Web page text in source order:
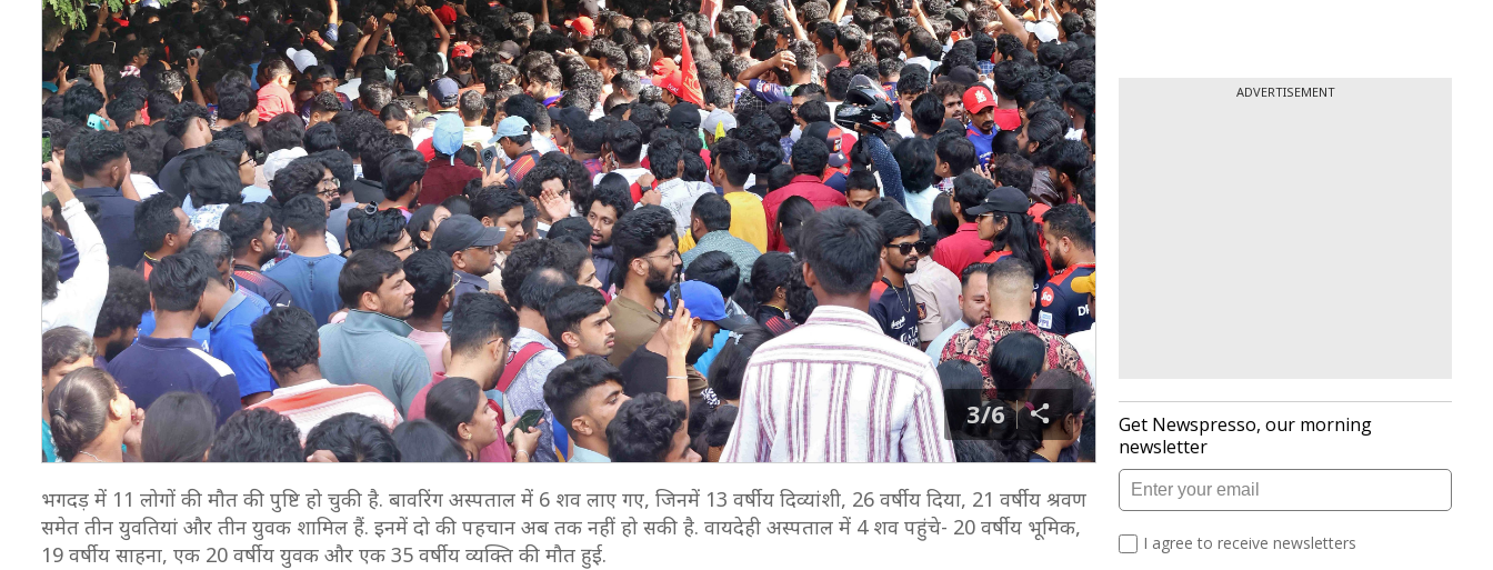
3/6
भगदड़ में 11 लोगों की मौत की पुष्टि हो चुकी है. बावरिंग अस्पताल में 6 शव लाए गए, जिनमें 13 वर्षीय दिव्यांशी, 26 वर्षीय दिया, 21 वर्षीय श्रवण
समेत तीन युवतियां और तीन युवक शामिल हैं. इनमें दो की पहचान अब तक नहीं हो सकी है. वायदेही अस्पताल में 4 शव पहुंचे- 20 वर्षीय भूमिक,
19 वर्षीय साहना, एक 20 वर्षीय युवक और एक 35 वर्षीय व्यक्ति की मौत हुई.
ADVERTISEMENT